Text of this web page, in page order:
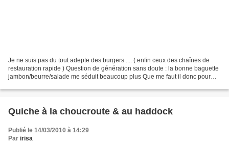
Je ne suis pas du tout adepte des burgers .... ( enfin ceux des chaînes de
restauration rapide ) Question de génération sans doute : la bonne baguette
jambon/beurre/salade me séduit beaucoup plus Que me faut il donc pour
Quiche à la choucroute & au haddock
Publié le 14/03/2010 à 14:29
Par irisa